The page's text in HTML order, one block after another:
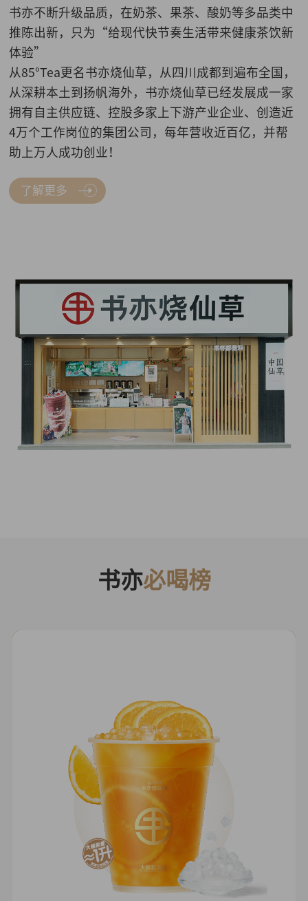
书亦不断升级品质，在奶茶、果茶、酸奶等多品类中
推陈出新，只为“给现代快节奏生活带来健康茶饮新
体验”
从85°Tea更名书亦烧仙草，从四川成都到遍布全国，
从深耕本土到扬帆海外，书亦烧仙草已经发展成一家
拥有自主供应链、控股多家上下游产业企业、创造近
4万个工作岗位的集团公司，每年营收近百亿，并帮
助上万人成功创业！
了解更多
书亦必喝榜